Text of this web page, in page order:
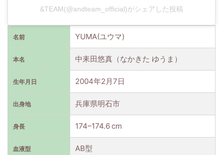
&TEAM(@andteam_official)がシェアした投稿
名前 YUMA(ユウマ)
本名 中耒田悠真（なかきた ゆうま）
生年月日 2004年2月7日
出身地 兵庫県明石市
身長 174–174.6 cm
血液型 AB型